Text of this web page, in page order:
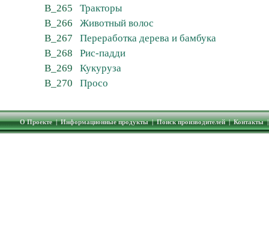
B_265
Тракторы
B_266
Животный волос
B_267
Переработка дерева и бамбука
B_268
Рис-падди
B_269
Кукуруза
B_270
Просо
О Проекте|Информационные продукты|Поиск производителей|Контакты